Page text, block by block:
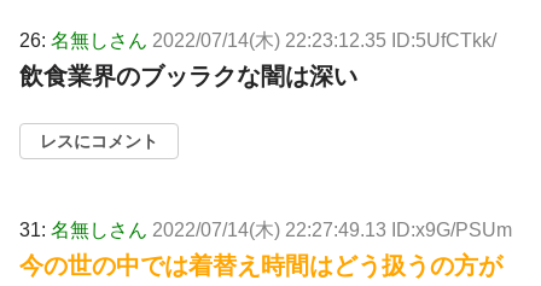
26: 名無しさん 2022/07/14(木) 22:23:12.35 ID:5UfCTkk/
飲食業界のブッラクな闇は深い
レスにコメント
31: 名無しさん 2022/07/14(木) 22:27:49.13 ID:x9G/PSUm
今の世の中では着替え時間はどう扱うの方が